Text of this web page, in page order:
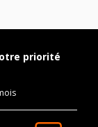
priorité